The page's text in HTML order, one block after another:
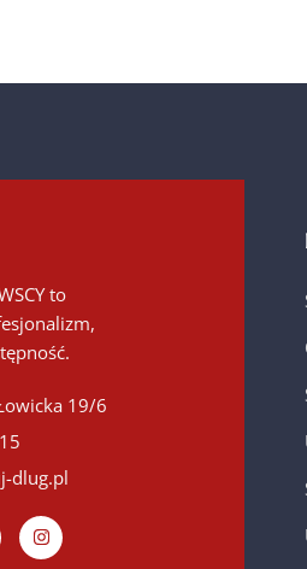
to
19/6
dlug.pl